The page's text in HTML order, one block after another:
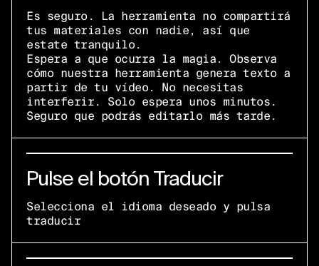
Es seguro. La herramienta no compartirá
tus materiales con nadie, así que
estate tranquilo.
Espera a que ocurra la magia. Observa
cómo nuestra herramienta genera texto a
partir de tu vídeo. No necesitas
interferir. Solo espera unos minutos.
Seguro que podrás editarlo más tarde.
Pulse el botón Traducir
Selecciona el idioma deseado y pulsa
traducir